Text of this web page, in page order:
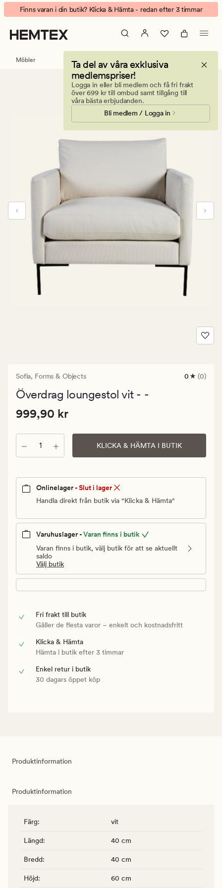
Sofia
Överdrag
loungestol
Animerad
banner.
Klicka
på
Finns varan i din butik? Klicka & Hämta - redan efter 3 timmar
Ta del av våra exklusiva
medlemspriser!
Logga in eller bli medlem och få fri frakt
över 699 kr till ombud samt tillgång till
våra bästa erbjudanden.
Bli medlem / Logga in
Möbler
Sofia, Forms & Objects
0
0
0 (0)
Överdrag loungestol vit - -
Pris
999,90
kr.
Ordinarie
pris
kr
Pris 999,90 kr
999,90 kr
Antal KLICKA & HÄMTA I BUTIK
Onlinelager -Slut i lager
Handla direkt från butik via "Klicka & Hämta"
Varuhuslager -Varan finns i butik
Varan finns i butik, välj butik för att se aktuellt
saldo
Välj butik
Fri frakt till butik
Gäller de flesta varor – enkelt och kostnadsfritt
Klicka & Hämta
Hämta i butik efter 3 timmar
Enkel retur i butik
30 dagars öppet köp
Produktinformation
Produktinformation
Färg: vit
Längd: 40 cm
Bredd: 40 cm
Höjd: 60 cm